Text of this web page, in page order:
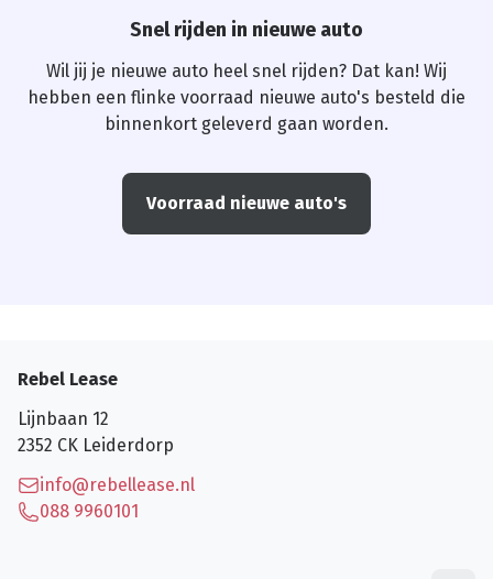
Snel rijden in nieuwe auto
Wil jij je nieuwe auto heel snel rijden? Dat kan! Wij
hebben een flinke voorraad nieuwe auto's besteld die
binnenkort geleverd gaan worden.
Voorraad nieuwe auto's
Rebel Lease
Lijnbaan 12
2352 CK Leiderdorp
info@rebellease.nl
088 9960101